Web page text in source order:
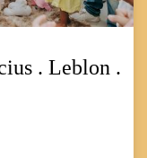
. Leblon .